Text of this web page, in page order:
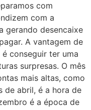
com
com a
gerando desencaixe
A vantagem de
conseguir ter uma
surpresas. O mês
mais altas, como
de abril, é a hora de
é a época de